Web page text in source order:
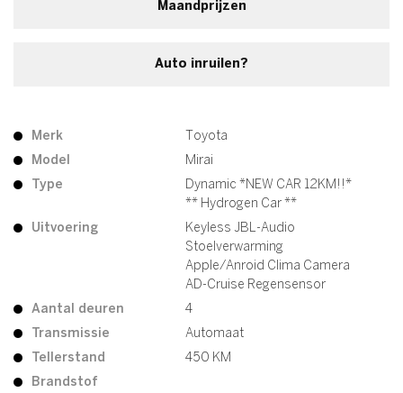
Maandprijzen
Auto inruilen?
Merk Toyota
Model Mirai
Type
Dynamic *NEW CAR 12KM!!*
** Hydrogen Car **
Uitvoering
Keyless JBL-Audio
Stoelverwarming
Apple/Anroid Clima Camera
AD-Cruise Regensensor
Aantal deuren 4
Transmissie Automaat
Tellerstand 450 KM
Brandstof